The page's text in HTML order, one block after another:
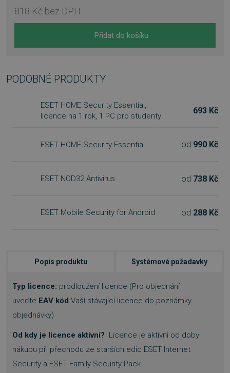
818 Kč bez DPH
Přidat do košíku
PODOBNÉ PRODUKTY
ESET HOME Security Essential,
licence na 1 rok, 1 PC pro studenty
693 Kč
ESET HOME Security Essential od 990 Kč
ESET NOD32 Antivirus od 738 Kč
ESET Mobile Security for Android od 288 Kč
Popis produktu Systémové požadavky
Typ licence: prodloužení licence (Pro objednání
uveďte EAV kód Vaší stávající licence do poznámky
objednávky)
Od kdy je licence aktivní? Licence je aktivní od doby
nákupu při přechodu ze starších edic ESET Internet
Security a ESET Family Security Pack